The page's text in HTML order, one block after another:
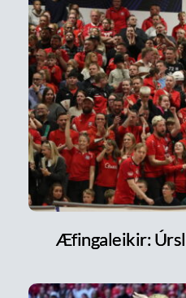
Æfingaleikir: